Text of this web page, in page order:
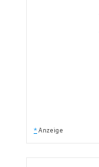
* Anzeige